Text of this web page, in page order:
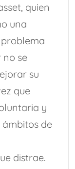
quien
una
no se
su
que
y
de
distrae.